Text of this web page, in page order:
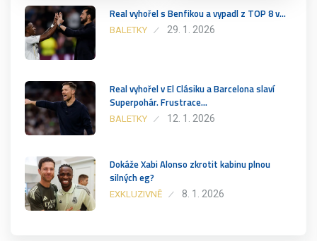
Real vyhořel s Benfikou a vypadl z TOP 8 v…
BALETKY 29. 1. 2026
Real vyhořel v El Clásiku a Barcelona slaví
Superpohár. Frustrace…
BALETKY 12. 1. 2026
Dokáže Xabi Alonso zkrotit kabinu plnou
silných eg?
EXKLUZIVNĚ 8. 1. 2026